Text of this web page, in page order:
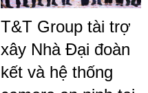
T&T Group tài trợ
xây Nhà Đại đoàn
kết và hệ thống